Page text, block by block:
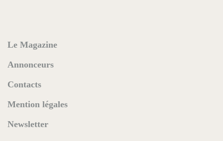
Le Magazine
Annonceurs
Contacts
Mention légales
Newsletter